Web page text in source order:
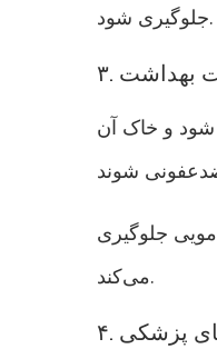
جلوگیری شود.
بهداشت
و خاک آن
جلوگیری
می‌کند.
پزشکی